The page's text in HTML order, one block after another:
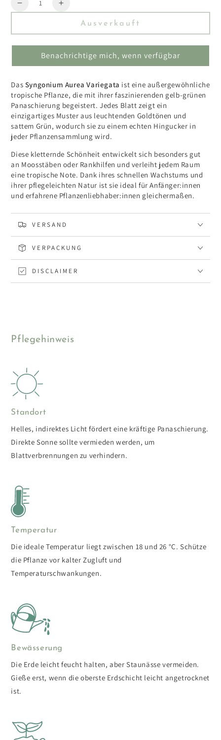
Reduzieren
für
Syngonium
Aurea
Variegata
Erhöhen
für
Syngonium
Aurea
Ausverkauft
Benachrichtige mich, wenn verfügbar
Das Syngonium Aurea Variegata ist eine außergewöhnliche
tropische Pflanze, die mit ihrer faszinierenden gelb-grünen
Panaschierung begeistert. Jedes Blatt zeigt ein
einzigartiges Muster aus leuchtenden Goldtönen und
sattem Grün, wodurch sie zu einem echten Hingucker in
jeder Pflanzensammlung wird.
Diese kletternde Schönheit entwickelt sich besonders gut
an Moosstäben oder Rankhilfen und verleiht jedem Raum
eine tropische Note. Dank ihres schnellen Wachstums und
ihrer pflegeleichten Natur ist sie ideal für Anfänger:innen
und erfahrene Pflanzenliebhaber:innen gleichermaßen.
VERSAND
VERPACKUNG
DISCLAIMER
Pflegehinweis
Standort
Helles, indirektes Licht fördert eine kräftige Panaschierung.
Direkte Sonne sollte vermieden werden, um
Blattverbrennungen zu verhindern.
Temperatur
Die ideale Temperatur liegt zwischen 18 und 26 °C. Schütze
die Pflanze vor kalter Zugluft und
Temperaturschwankungen.
Bewässerung
Die Erde leicht feucht halten, aber Staunässe vermeiden.
Gieße erst, wenn die oberste Erdschicht leicht angetrocknet
ist.